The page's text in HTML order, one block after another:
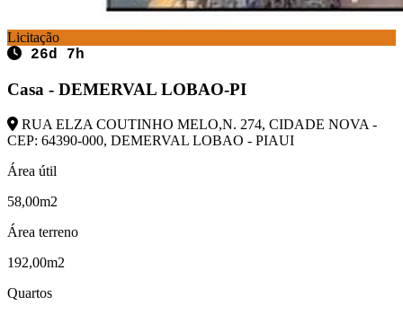
Licitação
26d 7h
Casa - DEMERVAL LOBAO-PI
RUA ELZA COUTINHO MELO,N. 274, CIDADE NOVA -
CEP: 64390-000, DEMERVAL LOBAO - PIAUI
Área útil
58,00m2
Área terreno
192,00m2
Quartos